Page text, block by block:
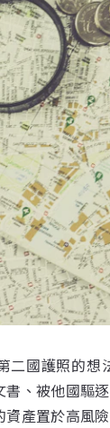
二國護照的
、被他國驅
產置於高風